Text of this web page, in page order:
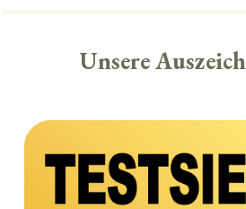
Unsere
Skip image gallery